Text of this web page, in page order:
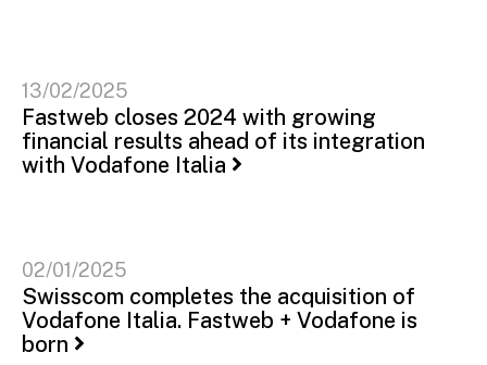
13/02/2025
Fastweb closes 2024 with growing
financial results ahead of its integration
with Vodafone Italia
02/01/2025
Swisscom completes the acquisition of
Vodafone Italia. Fastweb + Vodafone is
born